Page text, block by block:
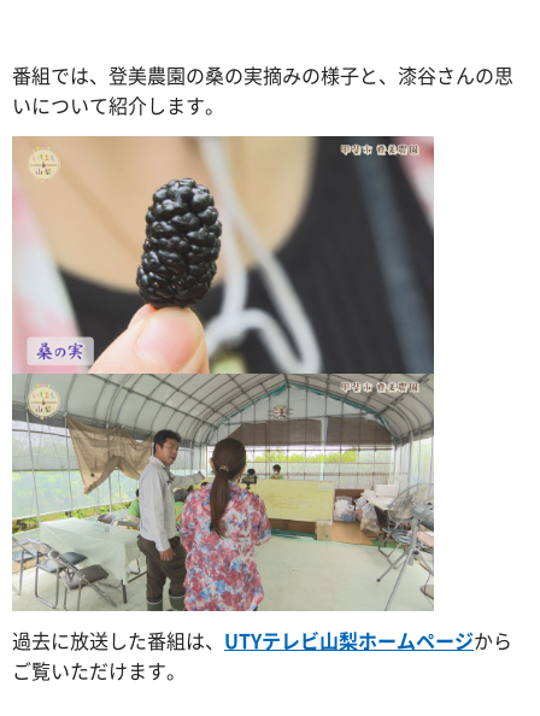
番組では、登美農園の桑の実摘みの様子と、漆谷さんの思
いについて紹介します。
過去に放送した番組は、 UTYテレビ山梨ホームページから
ご覧いただけます。